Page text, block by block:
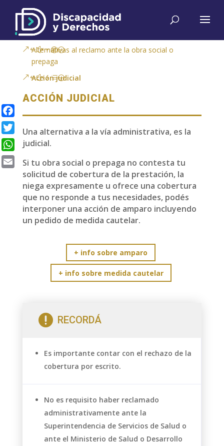
Alternativas al reclamo ante la obra social o
prepaga
Acción judicial
ACCIÓN JUDICIAL
Una alternativa a la vía administrativa, es la
judicial.
Si tu obra social o prepaga no contesta tu
solicitud de cobertura de la prestación, la
niega expresamente u ofrece una cobertura
que no responde a tus necesidades, podés
interponer una acción de amparo incluyendo
un pedido de medida cautelar.
+ info sobre amparo
+ info sobre medida cautelar
 RECORDÁ
Es importante contar con el rechazo de la
cobertura por escrito.
No es requisito haber reclamado
administrativamente ante la
Superintendencia de Servicios de Salud o
ante el Ministerio de Salud o Desarrollo
Facebook
Twitter
WhatsApp